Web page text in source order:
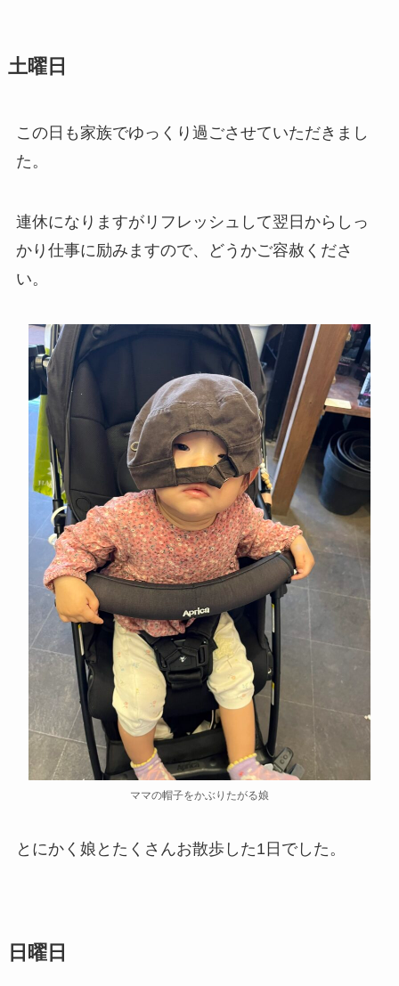
土曜日
この日も家族でゆっくり過ごさせていただきまし
た。
連休になりますがリフレッシュして翌日からしっ
かり仕事に励みますので、どうかご容赦くださ
い。
ママの帽子をかぶりたがる娘
とにかく娘とたくさんお散歩した1日でした。
日曜日